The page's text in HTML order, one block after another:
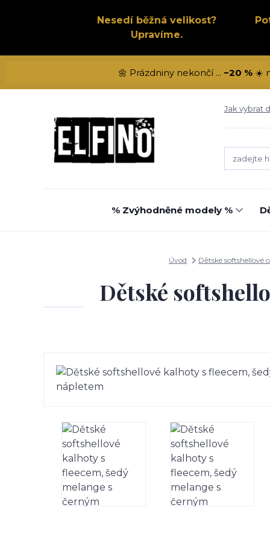
Nesedí běžná velikost?
Upravíme.
🌼 Prázdniny nekončí ... −20 %☀️
Jak vybrat
% Zvýhodněné modely %
Úvod Dětské softshellové
Dětské